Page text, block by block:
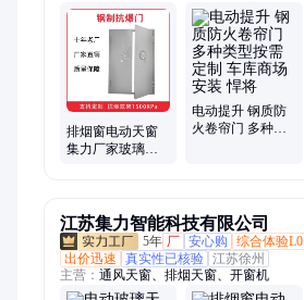
排烟窗电动天窗
集力厂家玻璃顶
电动提升 钢质防
火卷帘门 多种类
江苏集力智能科技有限公司
5年 厂 安心购 综合体验L0
出价迅速
真实性已核验 江苏徐州
主营： 通风天窗、排烟天窗、开窗机